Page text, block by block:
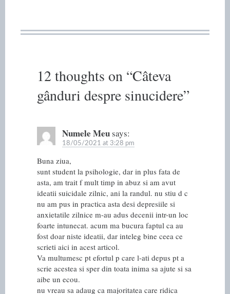
12 thoughts on “Câteva
gânduri despre sinucidere”
Numele Meusays:
18/05/2021 at 3:28 pm
Buna ziua,
sunt student la psihologie, dar in plus fata de
asta, am trait f mult timp in abuz si am avut
ideatii suicidale zilnic, ani la randul. nu stiu d c
nu am pus in practica asta desi depresiile si
anxietatile zilnice m-au adus decenii intr-un loc
foarte intunecat. acum ma bucura faptul ca au
fost doar niste ideatii, dar inteleg bine ceea ce
scrieti aici in acest articol.
Va multumesc pt efortul p care l-ati depus pt a
scrie acestea si sper din toata inima sa ajute si sa
aibe un ecou.
nu vreau sa adaug ca majoritatea care ridica